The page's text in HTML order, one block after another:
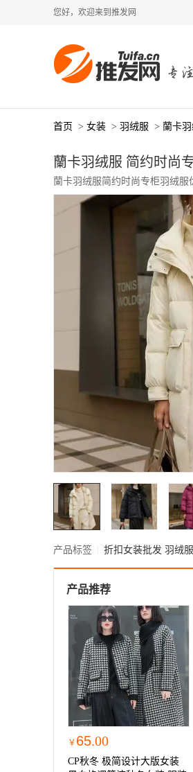
您好，欢迎来到推发网
首页 > 女装 > 羽绒服 > 蘭卡
蘭卡羽绒服 简约时尚
蘭卡羽绒服简约时尚专柜羽绒
产品标签 折扣女装批发 羽绒
产品推荐
￥ 65.00
CP秋冬 极简设计大版女装